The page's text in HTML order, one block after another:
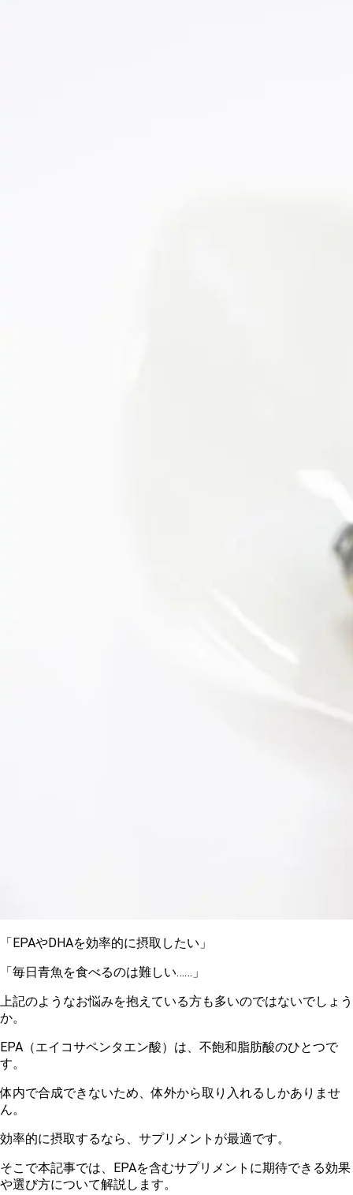
「EPAやDHAを効率的に摂取したい」
「毎日青魚を食べるのは難しい……」
上記のようなお悩みを抱えている方も多いのではないでしょう
か。
EPA（エイコサペンタエン酸）は、不飽和脂肪酸のひとつで
す。
体内で合成できないため、体外から取り入れるしかありませ
ん。
効率的に摂取するなら、サプリメントが最適です。
そこで本記事では、EPAを含むサプリメントに期待できる効果
や選び方について解説します。